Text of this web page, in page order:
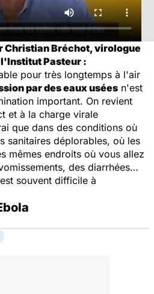
Christian Bréchot, virologue
Pasteur :
pour très longtemps à l'air
par des eaux usées n'est
important. On revient
et à la charge virale
que dans des conditions où
sanitaires déplorables, où les
mêmes endroits où vous allez
des diarrhées…
souvent difficile à